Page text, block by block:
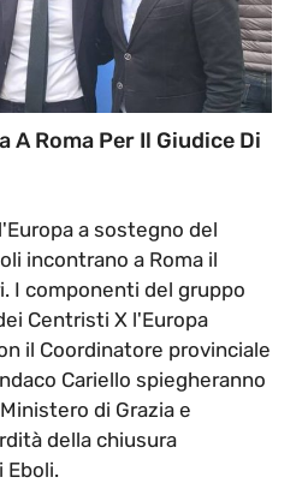
A Roma Per Il Giudice Di
a sostegno del
incontrano a Roma il
I componenti del gruppo
Centristi X l'Europa
il Coordinatore provinciale
Cariello spiegheranno
di Grazia e
della chiusura
Eboli.